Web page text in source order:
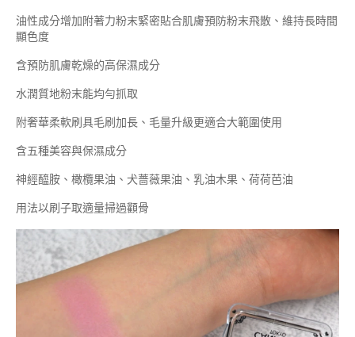
油性成分增加附著力粉末緊密貼合肌膚預防粉末飛散、維持長時間
顯色度
含預防肌膚乾燥的高保濕成分
水潤質地粉末能均勻抓取
附奢華柔軟刷具毛刷加長、毛量升級更適合大範圍使用
含五種美容與保濕成分
神經醯胺、橄欖果油、犬薔薇果油、乳油木果、荷荷芭油
用法以刷子取適量掃過顴骨